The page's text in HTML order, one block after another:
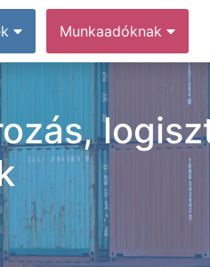
Munkaadóknak